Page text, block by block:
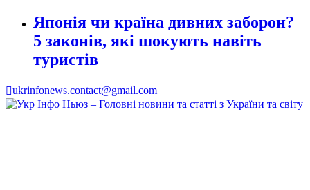
Японія чи країна дивних заборон?
5 законів, які шокують навіть
туристів
ukrinfonews.contact@gmail.com